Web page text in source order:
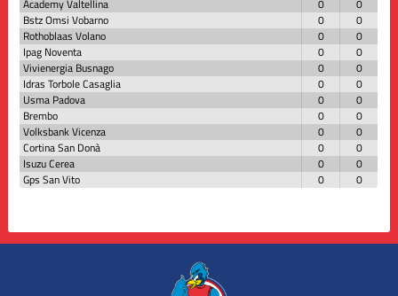
Academy Valtellina
0
0
Bstz Omsi Vobarno
0
0
Rothoblaas Volano
0
0
Ipag Noventa
0
0
Vivienergia Busnago
0
0
Idras Torbole Casaglia
0
0
Usma Padova
0
0
Brembo
0
0
Volksbank Vicenza
0
0
Cortina San Donà
0
0
Isuzu Cerea
0
0
Gps San Vito
0 0